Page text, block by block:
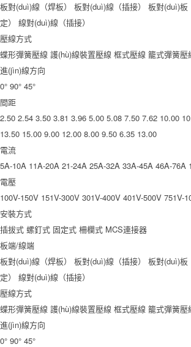
板對(duì)線（焊板）
板對(duì)線（插接） 板對(duì)板
定）
線對(duì)線（插接）
壓線方式
蝶形彈簧壓線 護(hù)線裝置壓線 框式壓線 籠式彈簧壓
進(jìn)線方向
0° 90° 45°
間距
2.50 2.54 3.50 3.81 3.96 5.00 5.08 7.50 7.62 10.00
13.50 15.00 9.00 12.00 8.00 9.50 6.35 13.00
電流
5A-10A 11A-20A 21-24A 25A-32A 33A-45A 46A-76A
電壓
100V-150V 151V-300V 301V-400V 401V-500V 751V-
安裝方式
插拔式 螺釘式 固定式 柵欄式 MCS連接器
板端/線端
板對(duì)線（焊板）
板對(duì)線（插接） 板對(duì)板
定）
線對(duì)線（插接）
壓線方式
蝶形彈簧壓線 護(hù)線裝置壓線 框式壓線 籠式彈簧壓
進(jìn)線方向
0° 90° 45°